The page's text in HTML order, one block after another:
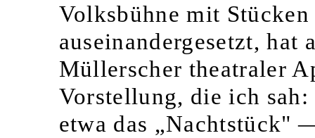
Volksbühne mit
auseinandergesetzt, hat
Müllerscher theatraler
Vorstellung, die ich
etwa das „Nachtstück"